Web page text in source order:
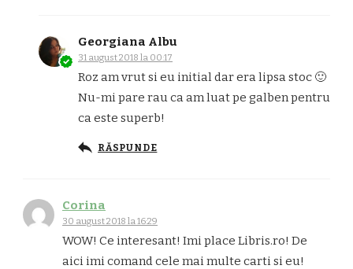
Georgiana Albu
31 august 2018 la 00:17
Roz am vrut si eu initial dar era lipsa stoc 🙂
Nu-mi pare rau ca am luat pe galben pentru
ca este superb!
RĂSPUNDE
Corina
30 august 2018 la 16:29
WOW! Ce interesant! Imi place Libris.ro! De
aici imi comand cele mai multe carti si eu!